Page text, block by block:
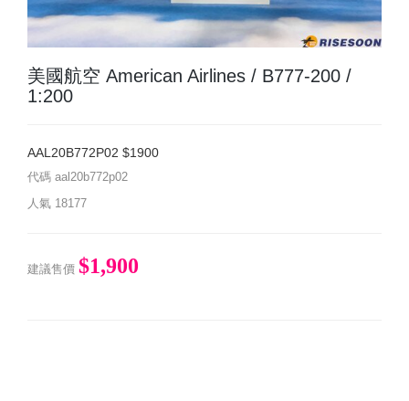
美國航空 American Airlines / B777-200 /
1:200
AAL20B772P02 $1900
代碼 aal20b772p02
人氣 18177
建議售價 $1,900